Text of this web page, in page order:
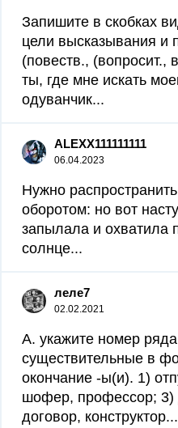
Запишите в скобках
цели высказывания и
(повеств., (вопросит.,
ты, где мне искать
одуванчик...
ALEXX111111111
06.04.2023
Нужно
оборотом: но вот
запылала и охватила
солнце...
леле7
02.02.2021
А. укажите номер
существительные в
окончание -ы(и). 1)
шофер, профессор; 3)
договор,